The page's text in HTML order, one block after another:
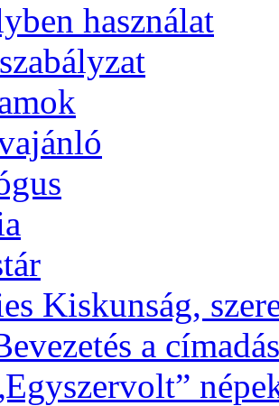
használat
Kiskunság,
a